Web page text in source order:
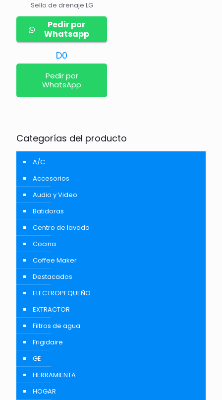
Sello de drenaje LG
Pedir por
Whatsapp
D0
Pedir por
WhatsApp
Categorías del producto
A/C
Accesorios
Audio y Video
Batidoras
Centro de lavado
Cocina
Coffee Maker
Destacados
ELECTROPEQUEÑO
EXTRACTOR
Filtros de agua
Frigidaire
GE
HERRAMIENTA
HOGAR